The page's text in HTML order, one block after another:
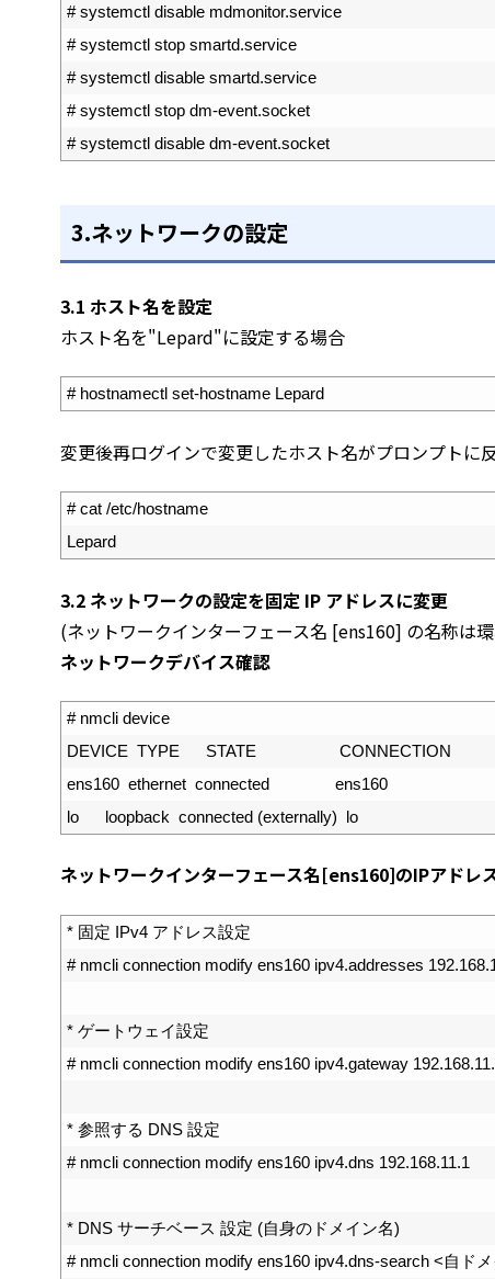
# systemctl disable mdmonitor.service
# systemctl stop smartd.service
# systemctl disable smartd.service
# systemctl stop dm-event.socket
# systemctl disable dm-event.socket
3.ネットワークの設定
3.1 ホスト名を設定
ホスト名を"Lepard"に設定する場合
# hostnamectl set-hostname Lepard
変更後再ログインで変更したホスト名がプロンプトに
# cat /etc/hostname
Lepard
3.2 ネットワークの設定を固定 IP アドレスに変更
(ネットワークインターフェース名 [ens160] の名称は
ネットワークデバイス確認
# nmcli device
DEVICE TYPE STATE CONNECTION
ens160 ethernet connected ens160
lo loopback connected (externally) lo
ネットワークインターフェース名[ens160]のIPアド
* 固定 IPv4 アドレス設定
# nmcli connection modify ens160 ipv4.addresses
* ゲートウェイ設定
# nmcli connection modify ens160 ipv4.gateway
* 参照する DNS 設定
# nmcli connection modify ens160 ipv4.dns 192.168.11.1
* DNS サーチベース 設定 (自身のドメイン名)
# nmcli connection modify ens160 ipv4.dns-search <自ド